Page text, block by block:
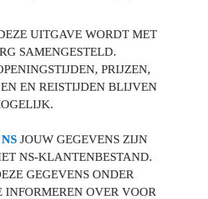
UITGAVE WORDT MET
SAMENGESTELD.
PRIJZEN,
EN REISTIJDEN BLIJVEN
JOUW GEGEVENS ZIJN
NS-KLANTENBESTAND.
GEGEVENS ONDER
INFORMEREN OVER VOOR